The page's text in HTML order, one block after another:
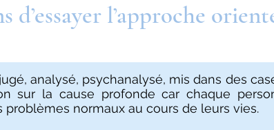
d’essayer l’approche
analysé, psychanalysé, mis dans des
sur la cause profonde car chaque
problèmes normaux au cours de leurs vies.